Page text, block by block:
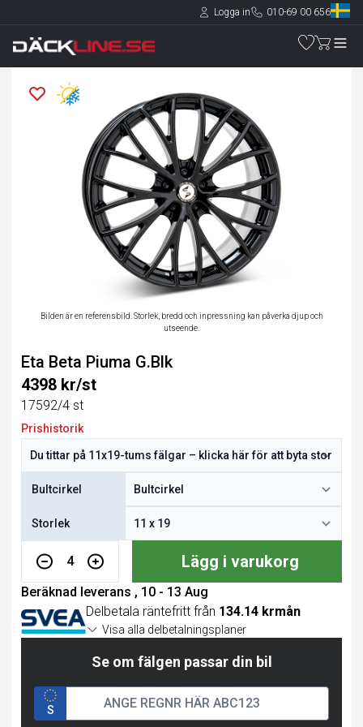
Logga in 010-69 00 656
Bilden är en referensbild. Storlek, bredd och inpressning kan påverka djup och
utseende.
Eta Beta Piuma G.Blk
4398 kr/st
17592/4 st
Prishistorik
Bultcirkel
Storlek
4 Lägg i varukorg
Beräknad leverans , 10 - 13 Aug
Delbetala räntefritt från 134.14 krmån
Visa alla delbetalningsplaner
Se om fälgen passar din bil
S